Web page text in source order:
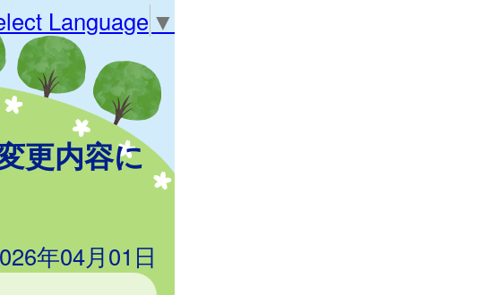
Language ▼
更内容に
年04月01日